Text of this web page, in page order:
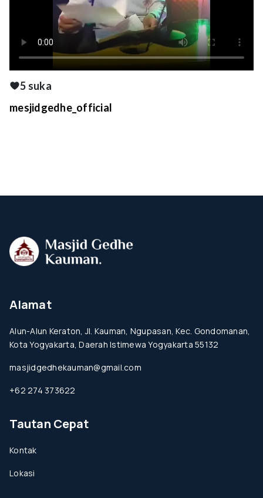
5 suka
mesjidgedhe_official
Alamat
Alun-Alun Keraton, Jl. Kauman, Ngupasan, Kec. Gondomanan,
Kota Yogyakarta, Daerah Istimewa Yogyakarta 55132
masjidgedhekauman@gmail.com
+62 274 373622
Tautan Cepat
Kontak
Lokasi